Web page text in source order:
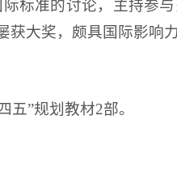
标准的讨论，主持参
大奖，颇具国际影响力
五”规划教材2部。